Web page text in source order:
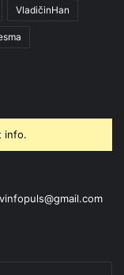
VladičinHan
info.